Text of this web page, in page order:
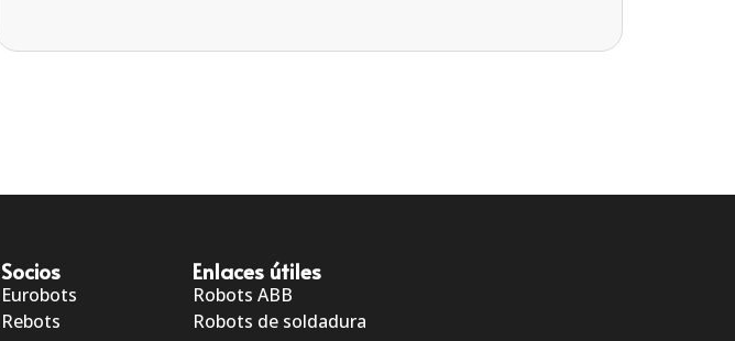
Socios
Eurobots
Rebots
Enlaces útiles
Robots ABB
Robots de soldadura